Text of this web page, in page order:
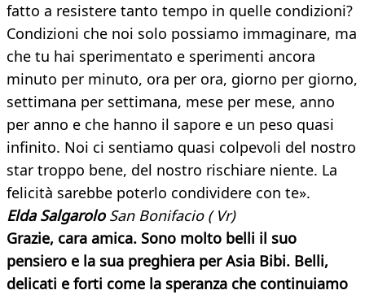
fatto a resistere tanto tempo in quelle condizioni?
Condizioni che noi solo possiamo immaginare, ma
che tu hai sperimentato e sperimenti ancora
minuto per minuto, ora per ora, giorno per giorno,
settimana per settimana, mese per mese, anno
per anno e che hanno il sapore e un peso quasi
infinito. Noi ci sentiamo quasi colpevoli del nostro
star troppo bene, del nostro rischiare niente. La
felicità sarebbe poterlo condividere con te».
Elda SalgaroloSan Bonifacio ( Vr)
Grazie, cara amica. Sono molto belli il suo
pensiero e la sua preghiera per Asia Bibi. Belli,
delicati e forti come la speranza che continuiamo